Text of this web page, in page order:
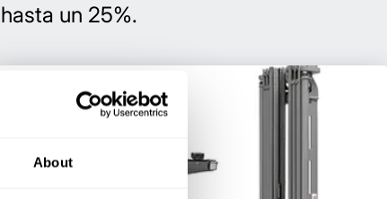
About
un 25%.